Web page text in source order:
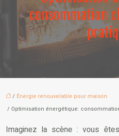
consommation
/ Énergie renouvelable pour maison
/ Optimisation énergétique:
Imaginez la scène : vous